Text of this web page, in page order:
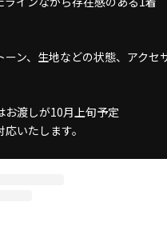
ーン、生地などの状態、アクセ
渡しが10月上旬予定
いたします。